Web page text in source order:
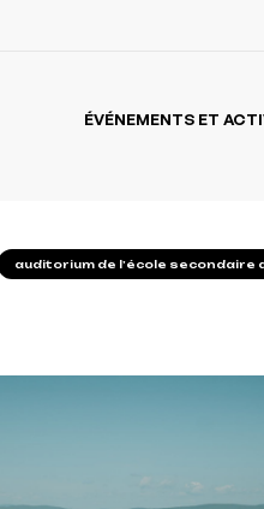
ÉVÉNEMENTS ET
auditorium de l’école secondaire